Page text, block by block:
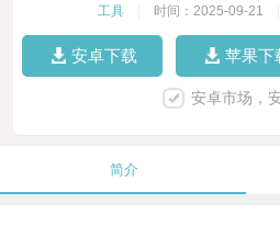
工具 时间：2025-09-21
安卓下载 苹果下
安卓市场，
简介